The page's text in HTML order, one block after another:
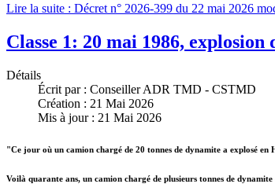
Lire la suite : Décret n° 2026-399 du 22 mai 2026
Classe 1: 20 mai 1986,
Détails
Écrit par : Conseiller ADR TMD - CSTMD
Création : 21 Mai 2026
Mis à jour : 21 Mai 2026
"Ce jour où un camion chargé de 20 tonnes de dynamite a explosé en
Voilà quarante ans, un camion chargé de plusieurs tonnes de